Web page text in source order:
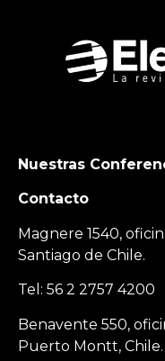
Nuestras
Contacto
Magnere 1540,
Santiago de Chile.
Tel: 56 2 2757 4200
Benavente 550,
Puerto Montt, Chile.